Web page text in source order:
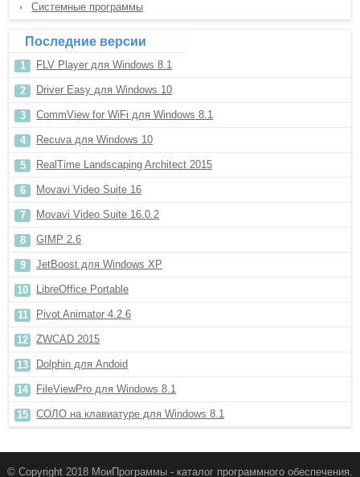
Системные программы
Последние версии
FLV Player для Windows 8.1
Driver Easy для Windows 10
CommView for WiFi для Windows 8.1
Recuva для Windows 10
RealTime Landscaping Architect 2015
Movavi Video Suite 16
Movavi Video Suite 16.0.2
GIMP 2.6
JetBoost для Windows XP
LibreOffice Portable
Pivot Animator 4.2.6
ZWCAD 2015
Dolphin для Andoid
FileViewPro для Windows 8.1
СОЛО на клавиатуре для Windows 8.1
© Copyright 2018 МоиПрограммы - каталог программного обеспечения.